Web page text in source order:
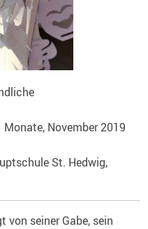
November 2019
St. Hedwig,
von seiner Gabe, sein